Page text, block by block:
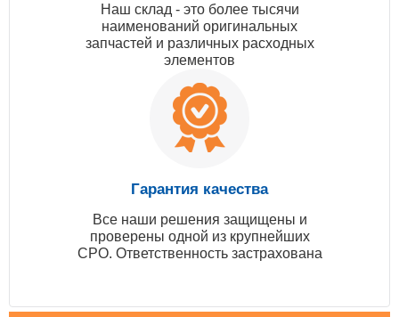
Наш склад - это более тысячи
наименований оригинальных
запчастей и различных расходных
элементов
Гарантия качества
Все наши решения защищены и
проверены одной из крупнейших
СРО. Ответственность застрахована